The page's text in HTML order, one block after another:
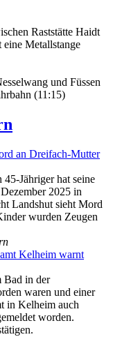
Raststätte Haidt
Metallstange
und Füssen
(11:15)
an Dreifach-Mutter
Jähriger hat seine
2025 in
Landshut sieht Mord
wurden Zeugen
Kelheim warnt
Bad in der
waren und einer
in Kelheim auch
worden.